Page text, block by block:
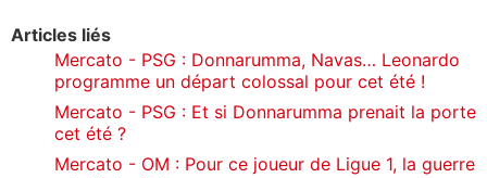
Articles liés
Mercato - PSG : Donnarumma, Navas… Leonardo
programme un départ colossal pour cet été !
Mercato - PSG : Et si Donnarumma prenait la porte
cet été ?
Mercato - OM : Pour ce joueur de Ligue 1, la guerre